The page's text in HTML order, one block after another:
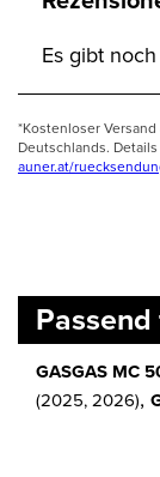
Es gibt
*Kostenloser
Deutschlands.
auner.at/
GASGAS MC
(2025, 2026),